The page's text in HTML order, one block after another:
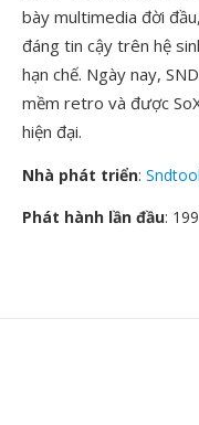
bày multimedia đời
đáng tin cậy trên hệ
hạn chế. Ngày nay,
mềm retro và được
hiện đại.
Nhà phát triển:
Phát hành lần đầu: